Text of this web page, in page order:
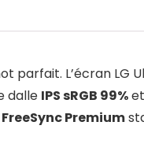
parfait. L’écran LG
dalle IPS sRGB 99%
FreeSync Premium